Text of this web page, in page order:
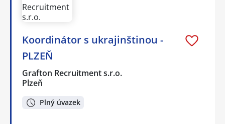
Koordinátor s ukrajinštinou -
PLZEŇ
Grafton Recruitment s.r.o.
Plzeň
Plný úvazek